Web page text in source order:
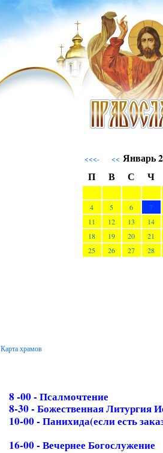
<<<- << Январь
П В С Ч
4
5 6 7
11
12 13 14
18
19 20 21
25
26 27 28
Карта храмов
8 -00 - Псалмочтение
8-30 - Божественная Литургия
10-00 - Панихида(если есть
16-00 - Вечернее Богослужение